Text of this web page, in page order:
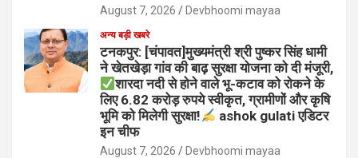
August 7, 2026 Devbhoomi mayaa
अन्य बड़ी खबरे
टनकपुर: [चंपावत]मुख्यमंत्री श्री पुष्कर सिंह धामी
ने खेतखेड़ा गांव की बाढ़ सुरक्षा योजना को दी मंजूरी,
शारदा नदी से होने वाले भू-कटाव को रोकने के
लिए 6.82 करोड़ रुपये स्वीकृत, ग्रामीणों और कृषि
भूमि को मिलेगी सुरक्षा!
ashok gulati एडिटर
इन चीफ
August 7, 2026 Devbhoomi mayaa